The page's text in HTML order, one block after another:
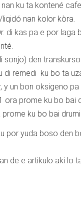
ku ta kontené
nan kolor kòra.
di kas pa e por laga
sonjo) den
remedi ku bo ta
y un bon oksigeno
prome ku bo bai
ku bo bai drumi.
por yuda boso den
de e artikulo aki lo